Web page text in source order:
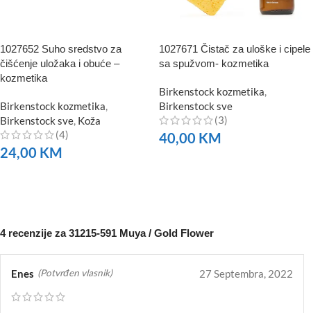
1027652 Suho sredstvo za
čišćenje uložaka i obuće –
kozmetika
Birkenstock kozmetika,
Birkenstock sve, Koža
(4)
24,00 KM
1027671 Čistač za uloške i cipele
sa spužvom- kozmetika
Birkenstock kozmetika,
Birkenstock sve
(3)
40,00 KM
4 recenzije za31215-591 Muya / Gold Flower
Enes (Potvrđen vlasnik) 27 Septembra, 2022